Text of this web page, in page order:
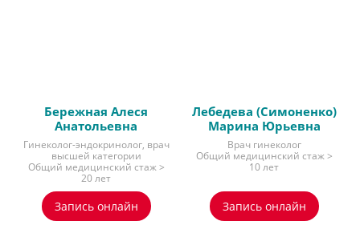
Бережная Алеся
Анатольевна
Гинеколог-эндокринолог, врач
высшей категории
Общий медицинский стаж >
20 лет
Запись онлайн
Лебедева (Симоненко)
Марина Юрьевна
Врач гинеколог
Общий медицинский стаж >
10 лет
Запись онлайн